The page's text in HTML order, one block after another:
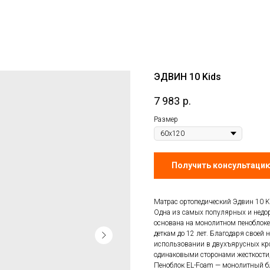
ЭДВИН 10 Kids
7 983 р.
Размер
Получить
Матрас ортопедический Эдвин 10
Одна из самых популярных и
основана на монолитном
деткам до 12 лет. Благодаря
использовании в двухъярусных
одинаковыми сторонами
Пеноблок EL-Foam — монолитный